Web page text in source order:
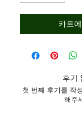
카트
후기
첫 번째 후기를 작
해주